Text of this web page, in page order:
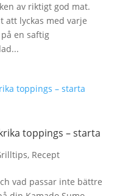
av riktigt god mat.
att lyckas med varje
en saftig
toppings – starta
, Recept
vad passar inte bättre